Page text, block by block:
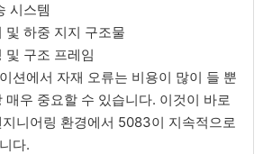
시스템
및 하중 지지 구조물
및 구조 프레임
션에서 자재 오류는 비용이 많이 들 뿐
매우 중요할 수 있습니다. 이것이 바로
니어링 환경에서 5083이 지속적으로
다.